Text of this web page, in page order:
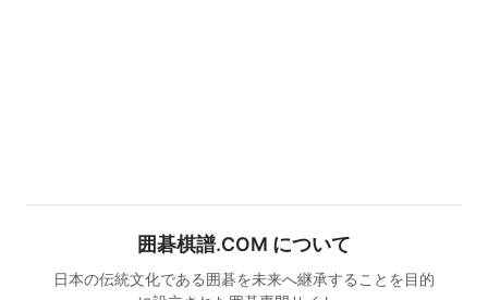
囲碁棋譜.COM について
日本の伝統文化である囲碁を未来へ継承することを目的